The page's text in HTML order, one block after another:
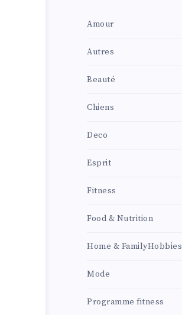
Amour
Autres
Beauté
Chiens
Deco
Esprit
Fitness
Food & Nutrition
Home & FamilyHobbies
Mode
Programme fitness